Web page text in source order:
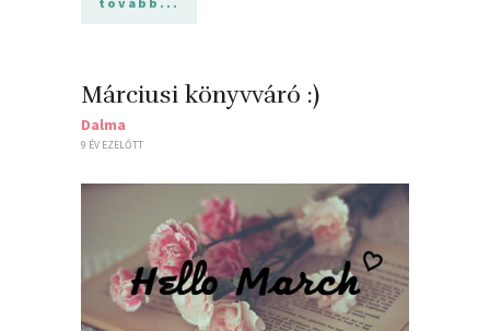
Márciusi könyvváró :)
Dalma
9 ÉV EZELŐTT